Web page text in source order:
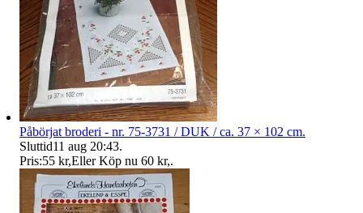
Påbörjat broderi - nr. 75-3731 / DUK / ca. 37 × 102 cm.
Sluttid11 aug 20:43.
Pris:55 kr,Eller Köp nu 60 kr,.